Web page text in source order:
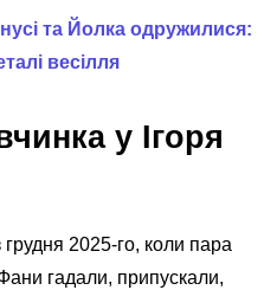
та Йолка одружилися:
весілля
у Ігоря
грудня 2025-го, коли пара
гадали, припускали,